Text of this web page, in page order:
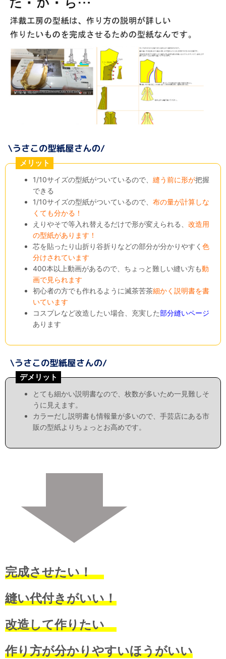
メリット
1/10サイズの型紙がついているので、縫う前に形が把握
できる
1/10サイズの型紙がついているので、布の量が計算しな
くても分かる！
えりやそで等入れ替えるだけで形が変えられる、改造用
の型紙があります！
芯を貼ったり山折り谷折りなどの部分が分かりやすく色
分けされています
400本以上動画があるので、ちょっと難しい縫い方も動
画で見られます
初心者の方でも作れるように滅茶苦茶細かく説明書を書
いています
コスプレなど改造したい場合、充実した部分縫いページ
あります
デメリット
とても細かい説明書なので、枚数が多いため一見難しそ
うに見えます。
カラーだし説明書も情報量が多いので、手芸店にある市
販の型紙よりちょっとお高めです。
完成させたい！
縫い代付きがいい！
改造して作りたい
作り方が分かりやすいほうがいい